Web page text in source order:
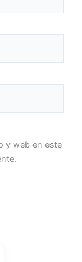
y web en este